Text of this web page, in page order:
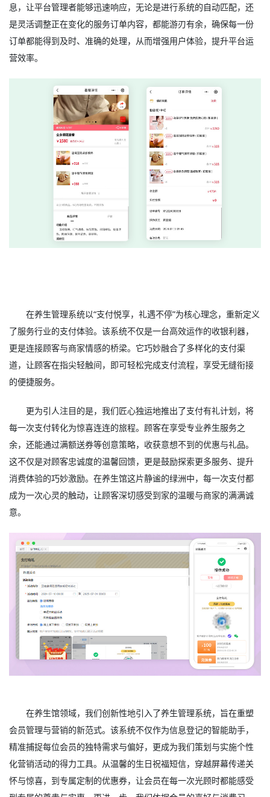
息，让平台管理者能够迅速响应，无论是进行系统的自动匹配，还
是灵活调整正在变化的服务订单内容，都能游刃有余，确保每一份
订单都能得到及时、准确的处理，从而增强用户体验，提升平台运
营效率。
在养生管理系统以“支付悦享，礼遇不停”为核心理念，重新定义
了服务行业的支付体验。该系统不仅是一台高效运作的收银利器，
更是连接顾客与商家情感的桥梁。它巧妙融合了多样化的支付渠
道，让顾客在指尖轻触间，即可轻松完成支付流程，享受无缝衔接
的便捷服务。
更为引人注目的是，我们匠心独运地推出了支付有礼计划，将
每一次支付转化为惊喜连连的旅程。顾客在享受专业养生服务之
余，还能通过满额送券等创意策略，收获意想不到的优惠与礼品。
这不仅是对顾客忠诚度的温馨回馈，更是鼓励探索更多服务、提升
消费体验的巧妙激励。在养生馆这片静谧的绿洲中，每一次支付都
成为一次心灵的触动，让顾客深切感受到家的温暖与商家的满满诚
意。
在养生馆领域，我们创新性地引入了养生管理系统，旨在重塑
会员管理与营销的新范式。该系统不仅作为信息登记的智能助手，
精准捕捉每位会员的独特需求与偏好，更成为我们策划与实施个性
化营销活动的得力工具。从温馨的生日祝福短信，穿越屏幕传递关
怀与惊喜，到专属定制的优惠券，让会员在每一次光顾时都能感受